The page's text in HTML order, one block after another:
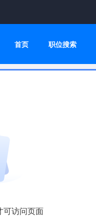
首页 职位搜索
可访问页面